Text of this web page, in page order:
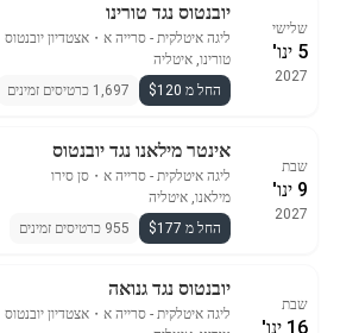
שלישי
5 ינו'
2027
יובנטוס נגד טורינו
ליגה איטלקית - סרייה א ・ אצטדיון יובנטוס
טורינו, איטליה
החל מ $120
1,697 כרטיסים זמינים
שבת
9 ינו'
2027
אינטר מילאנו נגד יובנטוס
ליגה איטלקית - סרייה א ・ סן סירו
מילאנו, איטליה
החל מ $177
955 כרטיסים זמינים
שבת
16 ינו'
יובנטוס נגד גנואה
ליגה איטלקית - סרייה א ・ אצטדיון יובנטוס